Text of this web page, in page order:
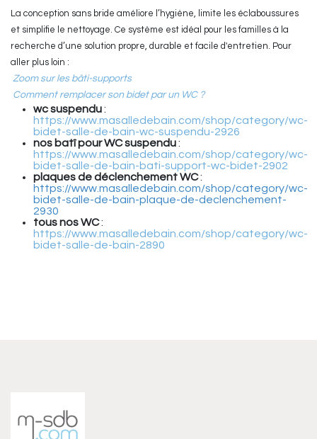
La conception sans bride améliore l’hygiène, limite les éclaboussures
et simplifie le nettoyage. Ce système est idéal pour les familles à la
recherche d’une solution propre, durable et facile d'entretien. Pour
aller plus loin :
Zoom sur les bâti-supports
Comment remplacer son bidet par un WC ?
wc suspendu:
https://www.masalledebain.com/shop/category/wc-
bidet-salle-de-bain-wc-suspendu-2926
nos batî pour WC suspendu:
https://www.masalledebain.com/shop/category/wc-
bidet-salle-de-bain-bati-support-wc-bidet-2902
plaques de déclenchement WC:
https://www.masalledebain.com/shop/category/wc-
bidet-salle-de-bain-plaque-de-declenchement-
2930
tous nos WC:
https://www.masalledebain.com/shop/category/wc-
bidet-salle-de-bain-2890